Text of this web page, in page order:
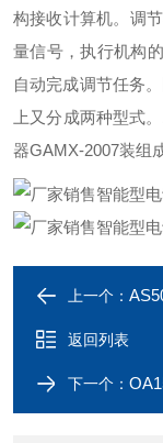
构接收计算机。调
量信号，执行机构
自动完成调节任务
上又分成两种型式
器GAMX-2007装组
上一个：
返回列表
下一个：